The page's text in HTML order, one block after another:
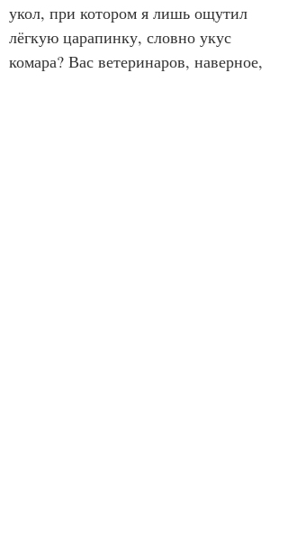
укол, при котором я лишь ощутил
лёгкую царапинку, словно укус
комара? Вас ветеринаров, наверное,